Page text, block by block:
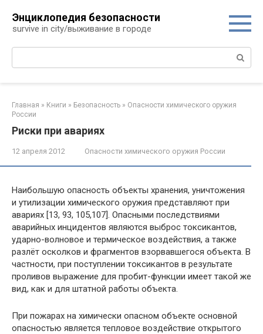
контенту
Энциклопедия безопасности
survive in city/выживание в городе
Поиск:
Главная » Книги » Безопасность » Опасности химического оружия
России
Риски при авариях
12 апреля 2012 Опасности химического оружия России
Наибольшую опасность объекты хранения, уничтожения
и утилизации химического оружия представляют при
авариях [13, 93, 105,107]. Опас­ными последствиями
аварийных инцидентов явля­ются выброс токсикантов,
ударно-волновое и терми­ческое воздействия, а также
разлёт осколков и фраг­ментов взорвавшегося объекта. В
частности, при по­ступлении токсикантов в результате
проливов выра­жение для пробит-функции имеет такой же
вид, как и для штатной работы объекта.
При пожарах на химически опасном объекте ос­новной
опасностью является тепловое воздействие открытого